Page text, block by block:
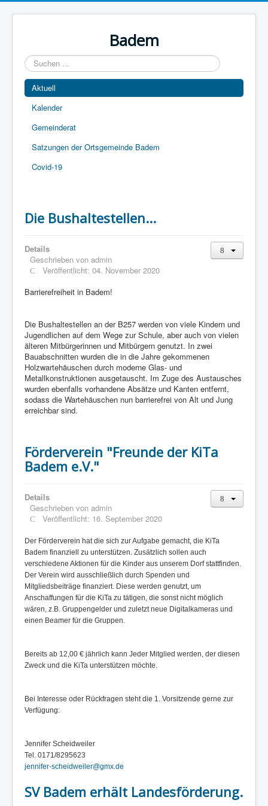
Badem
Suchen
...
Aktuell
Kalender
Gemeinderat
Satzungen der Ortsgemeinde Badem
Covid-19
Die Bushaltestellen...
Details
Geschrieben von admin
Veröffentlicht: 04. November 2020
Barrierefreiheit in Badem!
Die Bushaltestellen an der B257 werden von viele Kindern und
Jugendlichen auf dem Wege zur Schule, aber auch von vielen
älteren Mitbürgerinnen und Mitbürgern genutzt. In zwei
Bauabschnitten wurden die in die Jahre gekommenen
Holzwartehäuschen durch moderne Glas- und
Metallkonstruktionen ausgetauscht. Im Zuge des Austausches
wurden ebenfalls vorhandene Absätze und Kanten entfernt,
sodass die Wartehäuschen nun barrierefrei von Alt und Jung
erreichbar sind.
Förderverein "Freunde der KiTa
Badem e.V."
Details
Geschrieben von admin
Veröffentlicht: 16. September 2020
Der Förderverein hat die sich zur Aufgabe gemacht, die KiTa
Badem finanziell zu unterstützen. Zusätzlich sollen auch
verschiedene Aktionen für die Kinder aus unserem Dorf stattfinden.
Der Verein wird ausschließlich durch Spenden und
Mitgliedsbeiträge finanziert. Diese werden genutzt, um
Anschaffungen für die KiTa zu tätigen, die sonst nicht möglich
wären, z.B. Gruppengelder und zuletzt neue Digitalkameras und
einen Beamer für die Gruppen.
Bereits ab 12,00 € jährlich kann Jeder Mitglied werden, der diesen
Zweck und die KiTa unterstützen möchte.
Bei Interesse oder Rückfragen steht die 1. Vorsitzende gerne zur
Verfügung:
Jennifer Scheidweiler
Tel. 0171/8295623
jennifer-scheidweiler@gmx.de
SV Badem erhält Landesförderung.